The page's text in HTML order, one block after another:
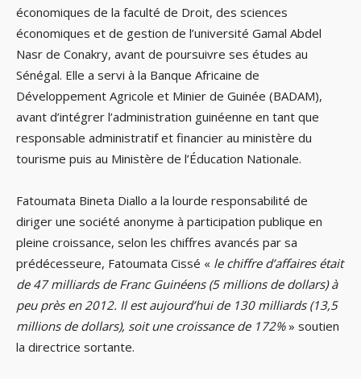
économiques de la faculté de Droit, des sciences
économiques et de gestion de l’université Gamal Abdel
Nasr de Conakry, avant de poursuivre ses études au
Sénégal. Elle a servi à la Banque Africaine de
Développement Agricole et Minier de Guinée (BADAM),
avant d’intégrer l’administration guinéenne en tant que
responsable administratif et financier au ministère du
tourisme puis au Ministère de l’Éducation Nationale.
Fatoumata Bineta Diallo a la lourde responsabilité de
diriger une société anonyme à participation publique en
pleine croissance, selon les chiffres avancés par sa
prédécesseure, Fatoumata Cissé « le chiffre d’affaires était
de 47 milliards de Franc Guinéens (5 millions de dollars) à
peu près en 2012. Il est aujourd’hui de 130 milliards (13,5
millions de dollars), soit une croissance de 172%» soutien
la directrice sortante.